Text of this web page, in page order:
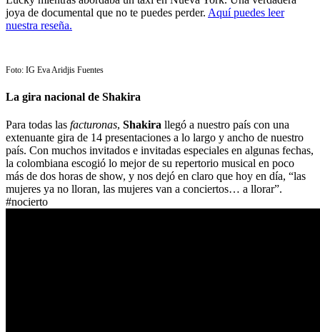
joya de documental que no te puedes perder. Aquí puedes leer
nuestra reseña.
Foto: IG Eva Aridjis Fuentes
La gira nacional de Shakira
Para todas las facturonas, Shakira llegó a nuestro país con una
extenuante gira de 14 presentaciones a lo largo y ancho de nuestro
país. Con muchos invitados e invitadas especiales en algunas fechas,
la colombiana escogió lo mejor de su repertorio musical en poco
más de dos horas de show, y nos dejó en claro que hoy en día, “las
mujeres ya no lloran, las mujeres van a conciertos… a llorar”.
#nocierto